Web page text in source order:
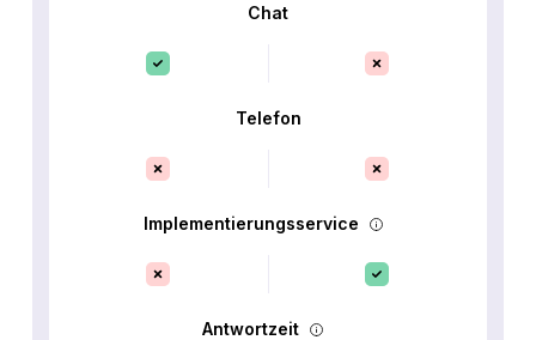
Chat
Telefon
Implementierungsservice
Antwortzeit